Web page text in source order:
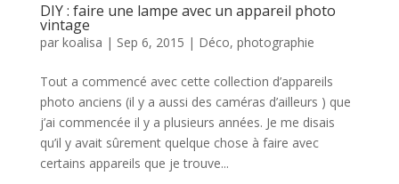
DIY : faire une lampe avec un appareil photo
vintage
par koalisa | Sep 6, 2015 | Déco, photographie
Tout a commencé avec cette collection d’appareils
photo anciens (il y a aussi des caméras d’ailleurs ) que
j’ai commencée il y a plusieurs années. Je me disais
qu’il y avait sûrement quelque chose à faire avec
certains appareils que je trouve...